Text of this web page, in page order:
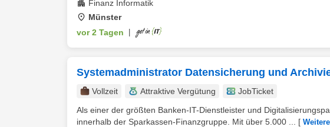
Finanz Informatik
Münster
vor 2 Tagen
Systemadministrator Datensicherung und
Vollzeit Attraktive Vergütung
JobTicket
Als einer der größten Banken-IT-Dienstleister und
innerhalb der Sparkassen-Finanzgruppe. Mit über 5.000 ...
[